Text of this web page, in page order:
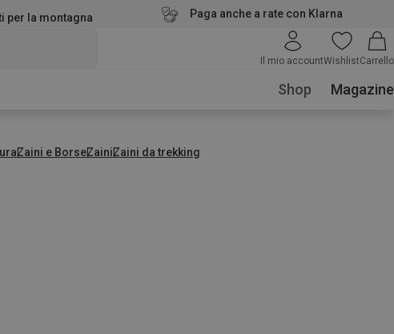
per la montagna Paga anche a rate con Klarna
Il mio accountWishlistCarrello
Shop Magazine
Zaini e BorseZainiZaini da trekking